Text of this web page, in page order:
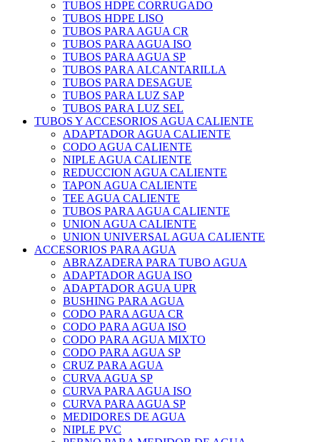
TUBOS HDPE CORRUGADO
TUBOS HDPE LISO
TUBOS PARA AGUA CR
TUBOS PARA AGUA ISO
TUBOS PARA AGUA SP
TUBOS PARA ALCANTARILLA
TUBOS PARA DESAGUE
TUBOS PARA LUZ SAP
TUBOS PARA LUZ SEL
TUBOS Y ACCESORIOS AGUA CALIENTE
ADAPTADOR AGUA CALIENTE
CODO AGUA CALIENTE
NIPLE AGUA CALIENTE
REDUCCION AGUA CALIENTE
TAPON AGUA CALIENTE
TEE AGUA CALIENTE
TUBOS PARA AGUA CALIENTE
UNION AGUA CALIENTE
UNION UNIVERSAL AGUA CALIENTE
ACCESORIOS PARA AGUA
ABRAZADERA PARA TUBO AGUA
ADAPTADOR AGUA ISO
ADAPTADOR AGUA UPR
BUSHING PARA AGUA
CODO PARA AGUA CR
CODO PARA AGUA ISO
CODO PARA AGUA MIXTO
CODO PARA AGUA SP
CRUZ PARA AGUA
CURVA AGUA SP
CURVA PARA AGUA ISO
CURVA PARA AGUA SP
MEDIDORES DE AGUA
NIPLE PVC